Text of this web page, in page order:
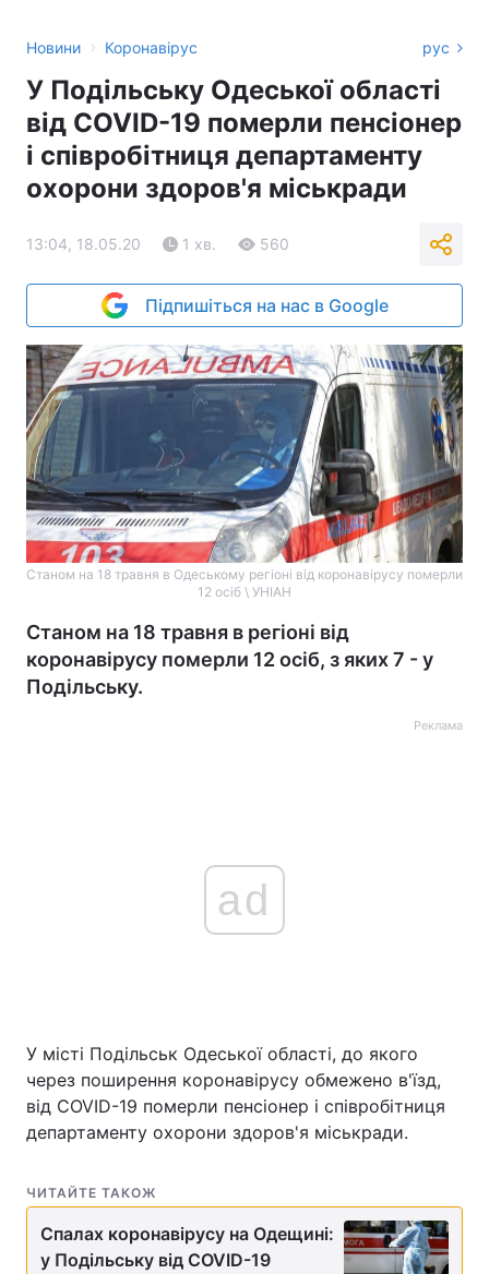
Новини › Коронавірус рус
У Подільську Одеської області
від COVID-19 померли пенсіонер
і співробітниця департаменту
охорони здоров'я міськради
13:04, 18.05.20 1 хв. 560
Підпишіться на нас в Google
Станом на 18 травня в Одеському регіоні від коронавірусу померли
12 осіб \ УНІАН
Станом на 18 травня в регіоні від
коронавірусу померли 12 осіб, з яких 7 - у
Подільську.
Реклама
ad
У місті Подільськ Одеської області, до якого
через поширення коронавірусу обмежено в'їзд,
від COVID-19 померли пенсіонер і співробітниця
департаменту охорони здоров'я міськради.
ЧИТАЙТЕ ТАКОЖ
Спалах коронавірусу на Одещині:
у Подільську від COVID-19